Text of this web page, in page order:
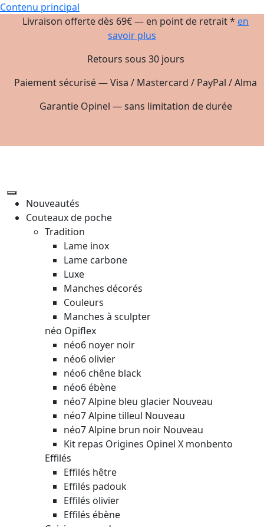
Contenu principal
Livraison offerte dès 69€ — en point de retrait * en
savoir plus
Retours sous 30 jours
Paiement sécurisé — Visa / Mastercard / PayPal / Alma
Garantie Opinel — sans limitation de durée
Nouveautés
Couteaux de poche
Tradition
Lame inox
Lame carbone
Luxe
Manches décorés
Couleurs
Manches à sculpter
néo Opiflex
néo6 noyer noir
néo6 olivier
néo6 chêne black
néo6 ébène
néo7 Alpine bleu glacier Nouveau
néo7 Alpine tilleul Nouveau
néo7 Alpine brun noir Nouveau
Kit repas Origines Opinel X monbento
Effilés
Effilés hêtre
Effilés padouk
Effilés olivier
Effilés ébène